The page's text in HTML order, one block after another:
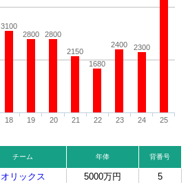
3100
2800
2800
2150
1680
2400 2300
18 19 20 21 22 23 24 25
チーム 年俸 背番号
オリックス 5000万円
5